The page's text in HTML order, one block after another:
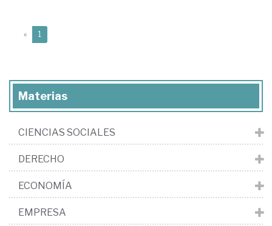
« 1
Materias
CIENCIAS SOCIALES
DERECHO
ECONOMÍA
EMPRESA